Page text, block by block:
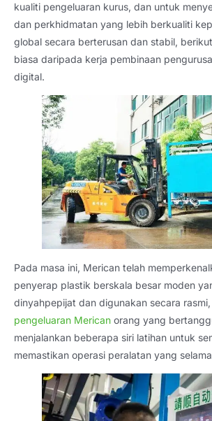
kualiti pengeluaran kurus, dan untuk
dan perkhidmatan yang lebih berkualiti
global secara berterusan dan stabil,
biasa daripada kerja pembinaan
digital.
Pada masa ini, Merican telah
penyerap plastik berskala besar moden
dinyahpepijat dan digunakan secara rasmi,
pengeluaran Merican orang yang
menjalankan beberapa siri latihan untuk
memastikan operasi peralatan yang